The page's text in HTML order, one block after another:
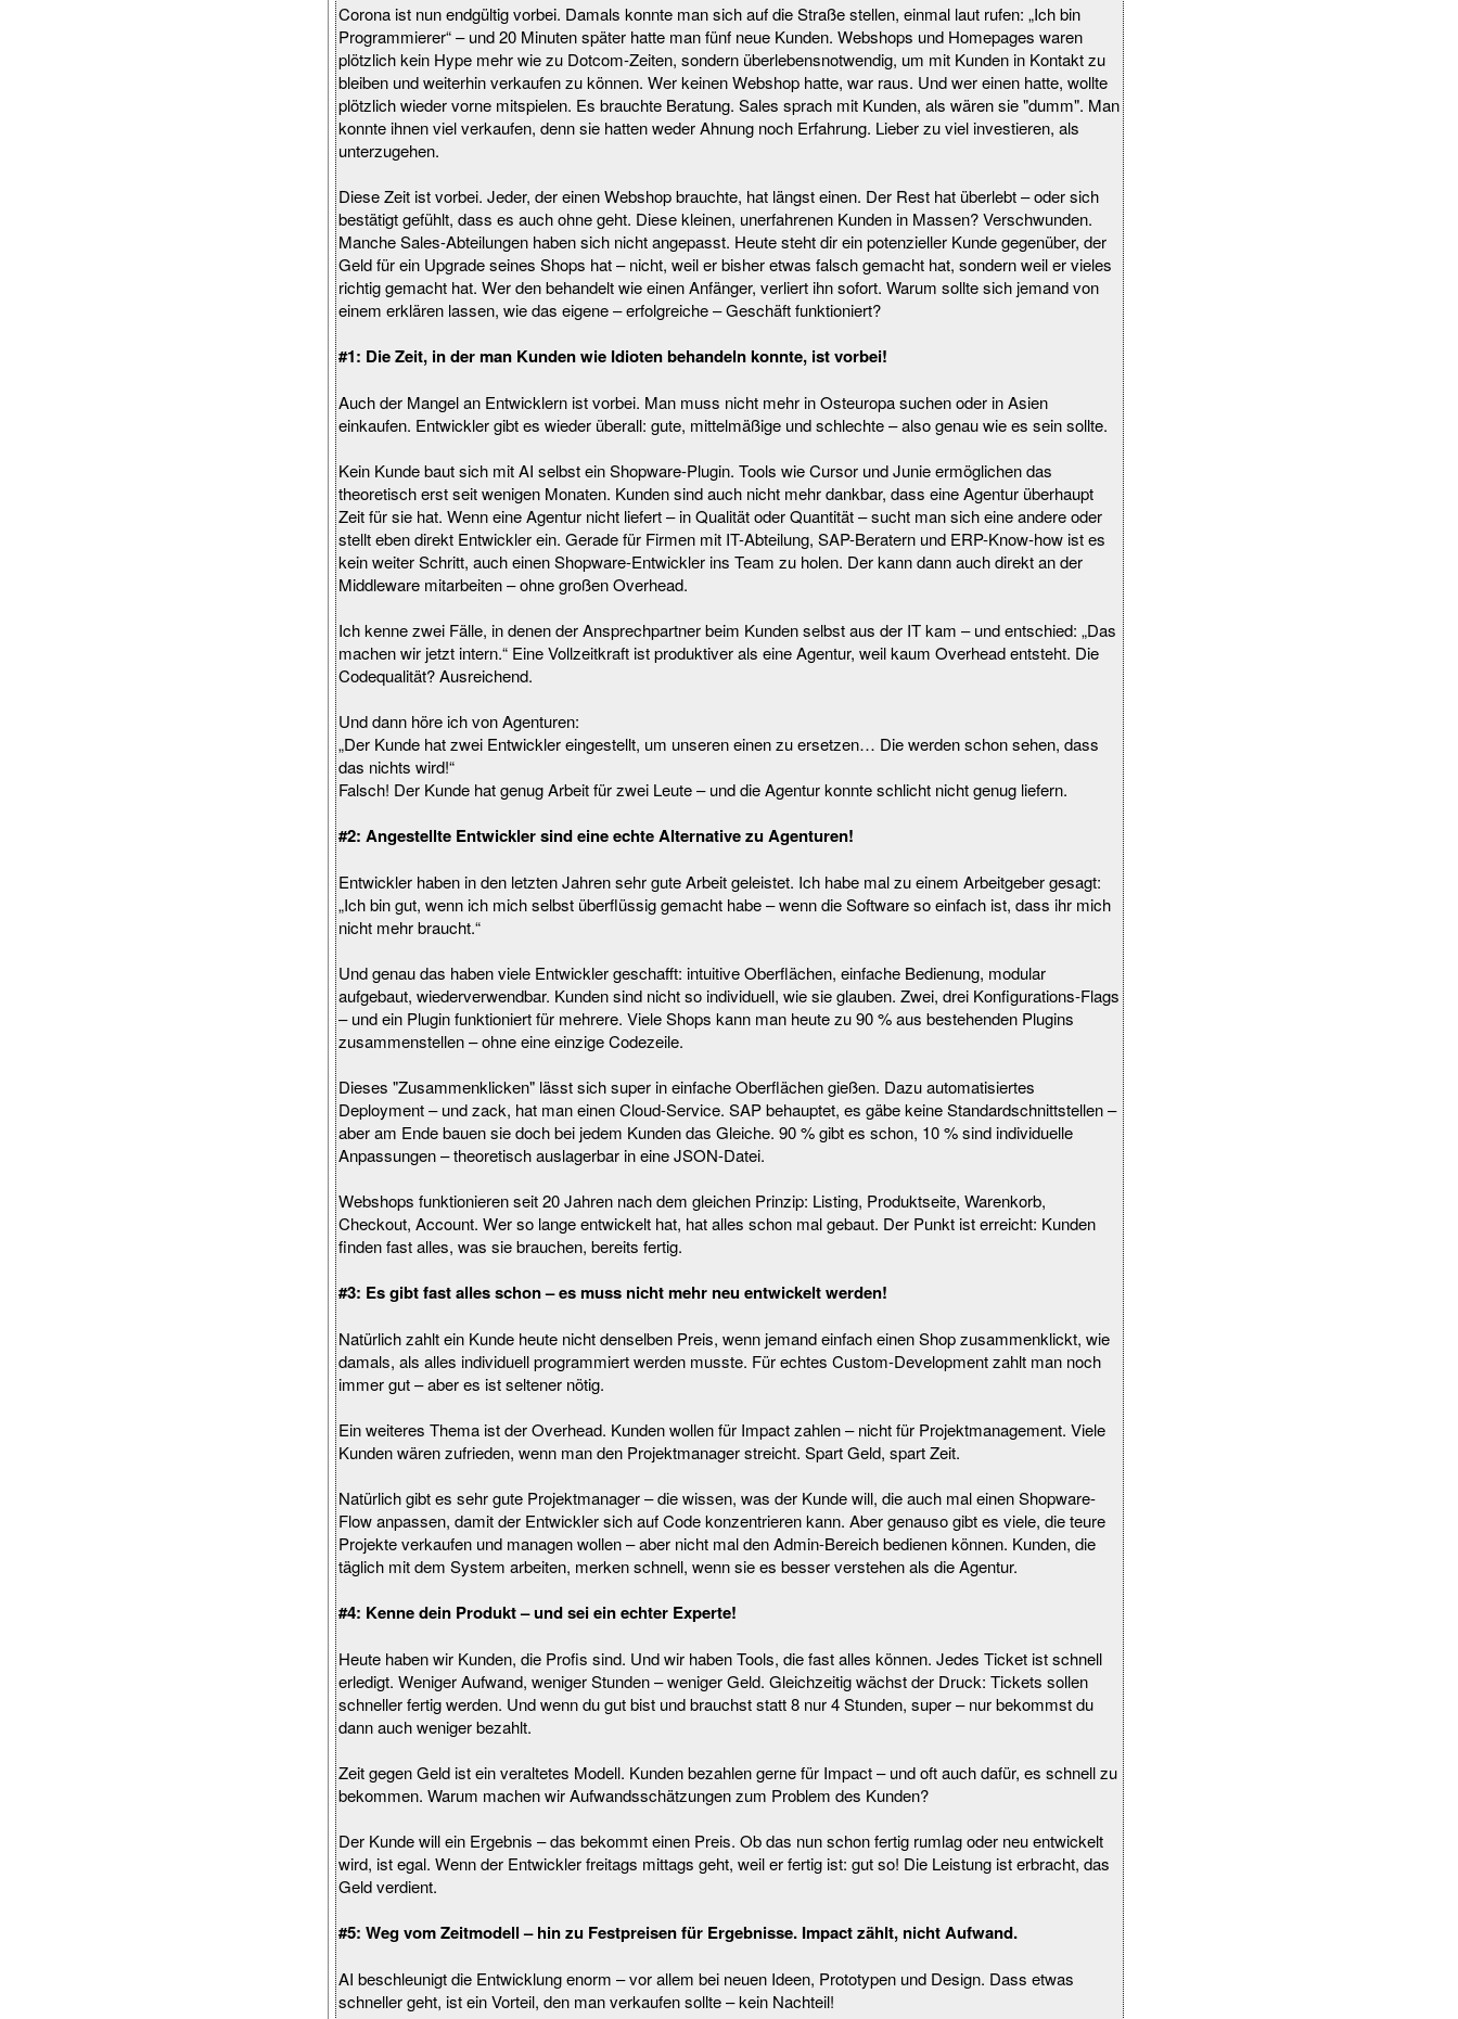
Corona ist nun endgültig vorbei. Damals konnte man sich auf die Straße stellen, einmal laut rufen: „Ich bin
Programmierer“ – und 20 Minuten später hatte man fünf neue Kunden. Webshops und Homepages waren
plötzlich kein Hype mehr wie zu Dotcom-Zeiten, sondern überlebensnotwendig, um mit Kunden in Kontakt zu
bleiben und weiterhin verkaufen zu können. Wer keinen Webshop hatte, war raus. Und wer einen hatte, wollte
plötzlich wieder vorne mitspielen. Es brauchte Beratung. Sales sprach mit Kunden, als wären sie "dumm". Man
konnte ihnen viel verkaufen, denn sie hatten weder Ahnung noch Erfahrung. Lieber zu viel investieren, als
unterzugehen.
Diese Zeit ist vorbei. Jeder, der einen Webshop brauchte, hat längst einen. Der Rest hat überlebt – oder sich
bestätigt gefühlt, dass es auch ohne geht. Diese kleinen, unerfahrenen Kunden in Massen? Verschwunden.
Manche Sales-Abteilungen haben sich nicht angepasst. Heute steht dir ein potenzieller Kunde gegenüber, der
Geld für ein Upgrade seines Shops hat – nicht, weil er bisher etwas falsch gemacht hat, sondern weil er vieles
richtig gemacht hat. Wer den behandelt wie einen Anfänger, verliert ihn sofort. Warum sollte sich jemand von
einem erklären lassen, wie das eigene – erfolgreiche – Geschäft funktioniert?
#1: Die Zeit, in der man Kunden wie Idioten behandeln konnte, ist vorbei!
Auch der Mangel an Entwicklern ist vorbei. Man muss nicht mehr in Osteuropa suchen oder in Asien
einkaufen. Entwickler gibt es wieder überall: gute, mittelmäßige und schlechte – also genau wie es sein sollte.
Kein Kunde baut sich mit AI selbst ein Shopware-Plugin. Tools wie Cursor und Junie ermöglichen das
theoretisch erst seit wenigen Monaten. Kunden sind auch nicht mehr dankbar, dass eine Agentur überhaupt
Zeit für sie hat. Wenn eine Agentur nicht liefert – in Qualität oder Quantität – sucht man sich eine andere oder
stellt eben direkt Entwickler ein. Gerade für Firmen mit IT-Abteilung, SAP-Beratern und ERP-Know-how ist es
kein weiter Schritt, auch einen Shopware-Entwickler ins Team zu holen. Der kann dann auch direkt an der
Middleware mitarbeiten – ohne großen Overhead.
Ich kenne zwei Fälle, in denen der Ansprechpartner beim Kunden selbst aus der IT kam – und entschied: „Das
machen wir jetzt intern.“ Eine Vollzeitkraft ist produktiver als eine Agentur, weil kaum Overhead entsteht. Die
Codequalität? Ausreichend.
Und dann höre ich von Agenturen:
„Der Kunde hat zwei Entwickler eingestellt, um unseren einen zu ersetzen… Die werden schon sehen, dass
das nichts wird!“
Falsch! Der Kunde hat genug Arbeit für zwei Leute – und die Agentur konnte schlicht nicht genug liefern.
#2: Angestellte Entwickler sind eine echte Alternative zu Agenturen!
Entwickler haben in den letzten Jahren sehr gute Arbeit geleistet. Ich habe mal zu einem Arbeitgeber gesagt:
„Ich bin gut, wenn ich mich selbst überflüssig gemacht habe – wenn die Software so einfach ist, dass ihr mich
nicht mehr braucht.“
Und genau das haben viele Entwickler geschafft: intuitive Oberflächen, einfache Bedienung, modular
aufgebaut, wiederverwendbar. Kunden sind nicht so individuell, wie sie glauben. Zwei, drei Konfigurations-Flags
– und ein Plugin funktioniert für mehrere. Viele Shops kann man heute zu 90 % aus bestehenden Plugins
zusammenstellen – ohne eine einzige Codezeile.
Dieses "Zusammenklicken" lässt sich super in einfache Oberflächen gießen. Dazu automatisiertes
Deployment – und zack, hat man einen Cloud-Service. SAP behauptet, es gäbe keine Standardschnittstellen –
aber am Ende bauen sie doch bei jedem Kunden das Gleiche. 90 % gibt es schon, 10 % sind individuelle
Anpassungen – theoretisch auslagerbar in eine JSON-Datei.
Webshops funktionieren seit 20 Jahren nach dem gleichen Prinzip: Listing, Produktseite, Warenkorb,
Checkout, Account. Wer so lange entwickelt hat, hat alles schon mal gebaut. Der Punkt ist erreicht: Kunden
finden fast alles, was sie brauchen, bereits fertig.
#3: Es gibt fast alles schon – es muss nicht mehr neu entwickelt werden!
Natürlich zahlt ein Kunde heute nicht denselben Preis, wenn jemand einfach einen Shop zusammenklickt, wie
damals, als alles individuell programmiert werden musste. Für echtes Custom-Development zahlt man noch
immer gut – aber es ist seltener nötig.
Ein weiteres Thema ist der Overhead. Kunden wollen für Impact zahlen – nicht für Projektmanagement. Viele
Kunden wären zufrieden, wenn man den Projektmanager streicht. Spart Geld, spart Zeit.
Natürlich gibt es sehr gute Projektmanager – die wissen, was der Kunde will, die auch mal einen Shopware-
Flow anpassen, damit der Entwickler sich auf Code konzentrieren kann. Aber genauso gibt es viele, die teure
Projekte verkaufen und managen wollen – aber nicht mal den Admin-Bereich bedienen können. Kunden, die
täglich mit dem System arbeiten, merken schnell, wenn sie es besser verstehen als die Agentur.
#4: Kenne dein Produkt – und sei ein echter Experte!
Heute haben wir Kunden, die Profis sind. Und wir haben Tools, die fast alles können. Jedes Ticket ist schnell
erledigt. Weniger Aufwand, weniger Stunden – weniger Geld. Gleichzeitig wächst der Druck: Tickets sollen
schneller fertig werden. Und wenn du gut bist und brauchst statt 8 nur 4 Stunden, super – nur bekommst du
dann auch weniger bezahlt.
Zeit gegen Geld ist ein veraltetes Modell. Kunden bezahlen gerne für Impact – und oft auch dafür, es schnell zu
bekommen. Warum machen wir Aufwandsschätzungen zum Problem des Kunden?
Der Kunde will ein Ergebnis – das bekommt einen Preis. Ob das nun schon fertig rumlag oder neu entwickelt
wird, ist egal. Wenn der Entwickler freitags mittags geht, weil er fertig ist: gut so! Die Leistung ist erbracht, das
Geld verdient.
#5: Weg vom Zeitmodell – hin zu Festpreisen für Ergebnisse. Impact zählt, nicht Aufwand.
AI beschleunigt die Entwicklung enorm – vor allem bei neuen Ideen, Prototypen und Design. Dass etwas
schneller geht, ist ein Vorteil, den man verkaufen sollte – kein Nachteil!